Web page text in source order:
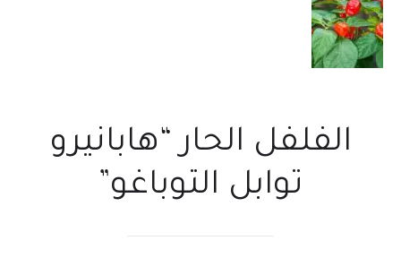
الفلفل الحار “هابانيرو
توابل التوباغو”